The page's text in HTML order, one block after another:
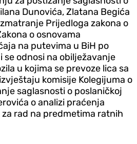
Dunovića, Zlatana Begića
Prijedloga zakona o
o osnovama
na putevima u BiH po
odnosi na obilježavanje
u kojima se prevoze lica sa
komisije Kolegijuma o
saglasnosti o poslaničkoj
o analizi praćenja
rad na predmetima ratnih